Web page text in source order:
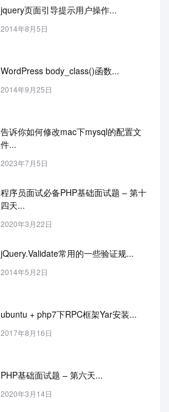
jquery页面引导提示用户操作...
2014年8月5日
WordPress body_class()函数...
2014年9月25日
告诉你如何修改mac下mysql的配置文
件...
2023年7月5日
程序员面试必备PHP基础面试题 – 第十
四天...
2020年3月22日
jQuery.Validate常用的一些验证规...
2014年5月2日
ubuntu + php7下RPC框架Yar安装...
2017年8月16日
PHP基础面试题 – 第六天...
2020年3月14日